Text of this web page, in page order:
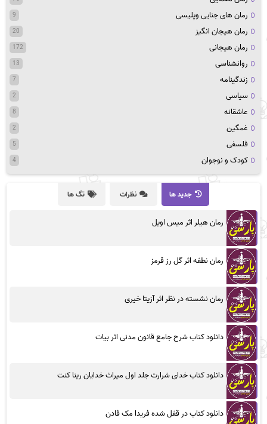
رمان های جنایی وپلیسی 9
رمان هیجان انگیز 20
رمان هیجانی 172
روانشناسی 13
زندگینامه 7
سیاسی 2
عاشقانه 8
غمگین 2
فلسفی 5
کودک و نوجوان 4
جدید ها نظرات تگ ها
رمان هیلر اثر میس اویل
رمان نطفه اثر گل رز قرمز
رمان نشسته در نظر اثر آزیتا خیری
دانلود کتاب شرح جامع قانون مدنی اثر بیات
دانلود کتاب خدای شرارت جلد اول میراث خدایان رینا کنت
دانلود کتاب در قفل شده فریدا مک فادن